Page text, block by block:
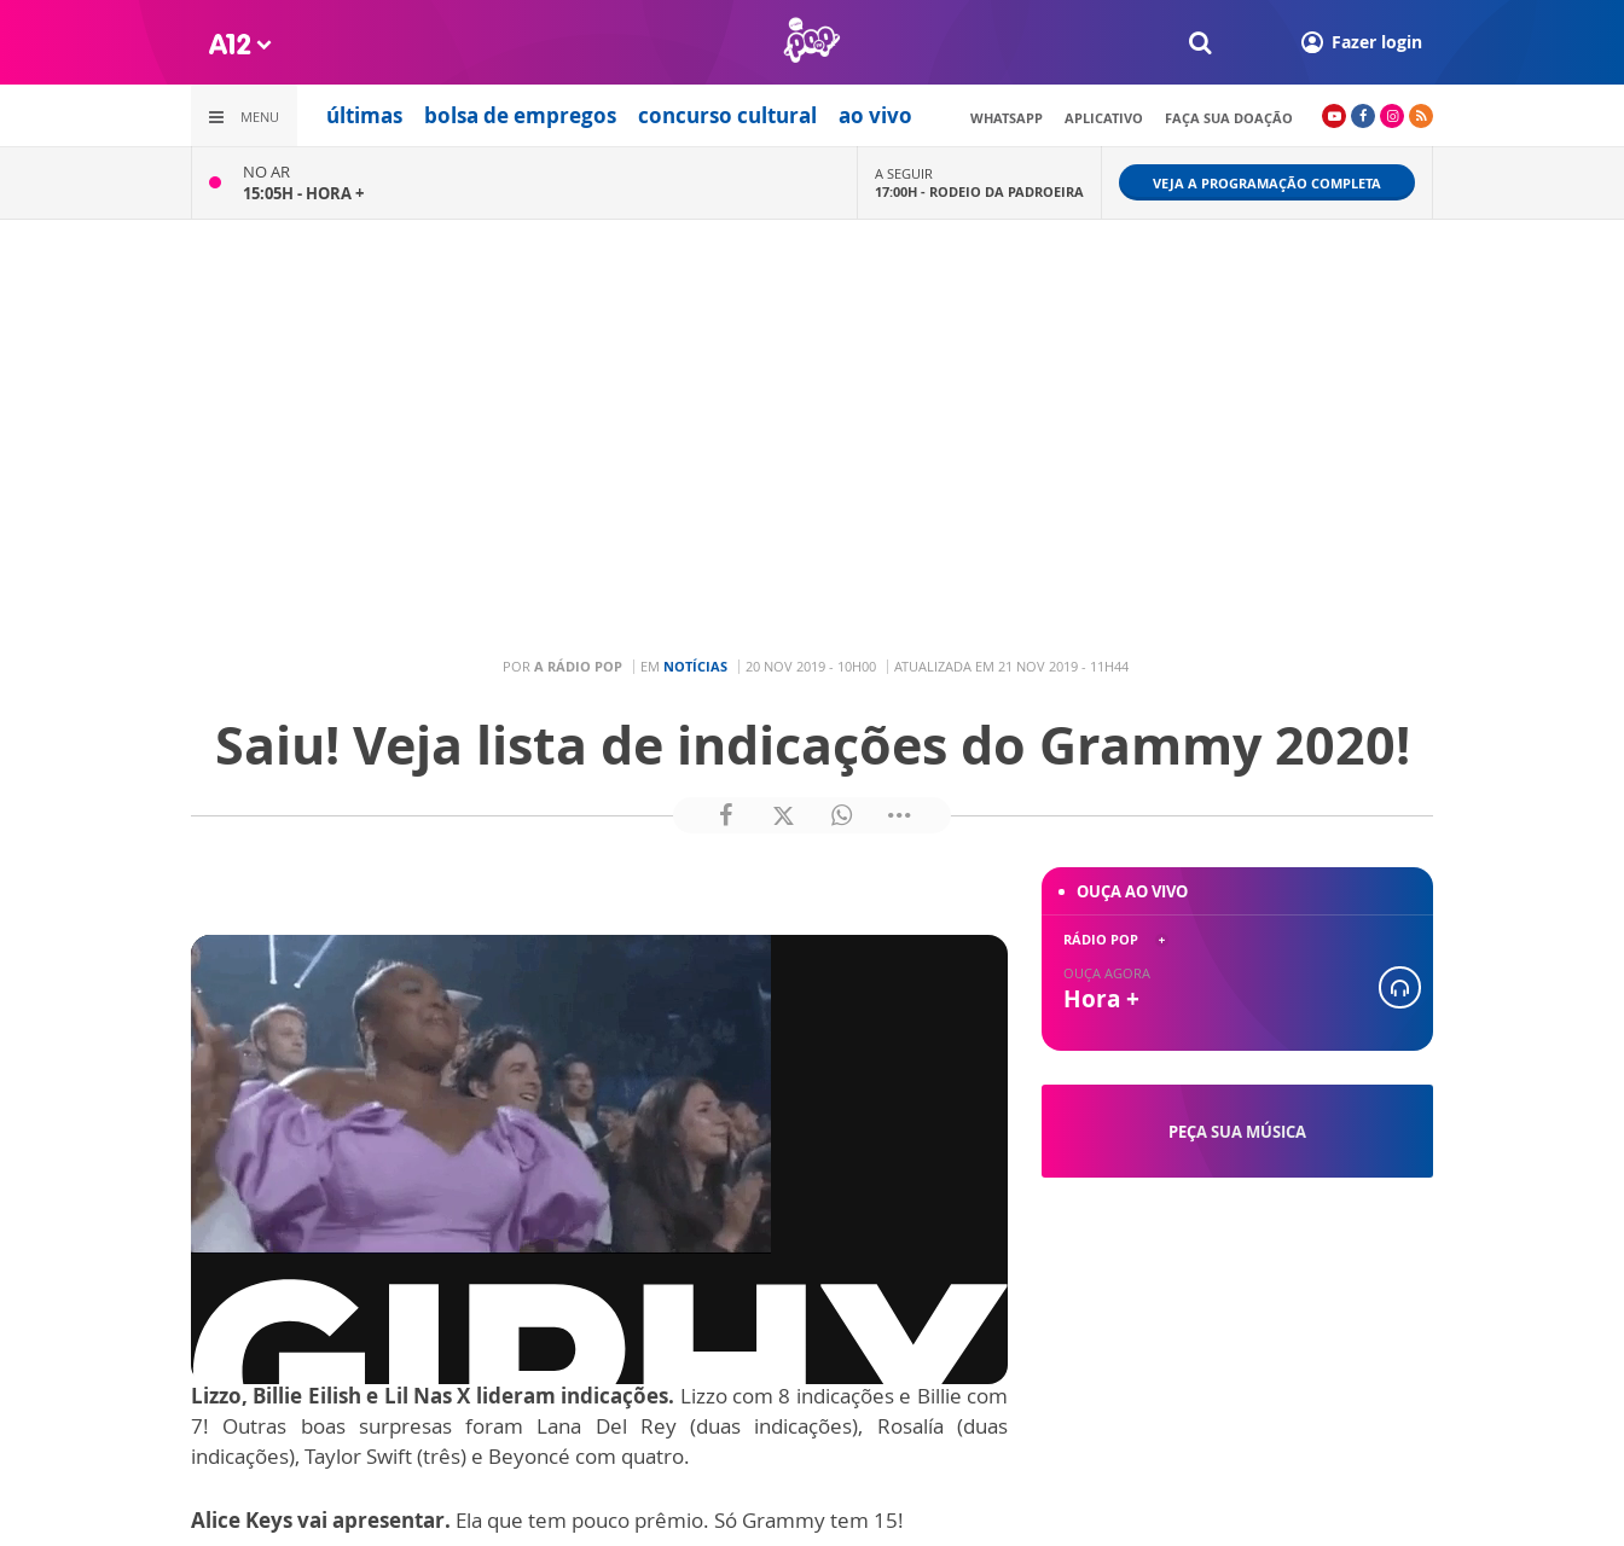
Fazer login
MENU últimas bolsa de empregos concurso cultural ao vivo WHATSAPP APLICATIVO FAÇA SUA DOAÇÃO
NO AR
15:05H - HORA +
A SEGUIR
17:00H - RODEIO DA PADROEIRA VEJA A PROGRAMAÇÃO COMPLETA
POR A RÁDIO POP EM NOTÍCIAS 20 NOV 2019 - 10H00 ATUALIZADA EM 21 NOV 2019 - 11H44
Saiu! Veja lista de indicações do Grammy 2020!
via GIPHY
Lizzo, Billie Eilish e Lil Nas X lideram indicações. Lizzo com 8 indicações e Billie com
7! Outras boas surpresas foram Lana Del Rey (duas indicações), Rosalía (duas
indicações), Taylor Swift (três) e Beyoncé com quatro.
Alice Keys vai apresentar. Ela que tem pouco prêmio. Só Grammy tem 15!
PEÇA SUA MÚSICA
OUÇA AO VIVO
RÁDIO POP
OUÇA AGORA
Hora +